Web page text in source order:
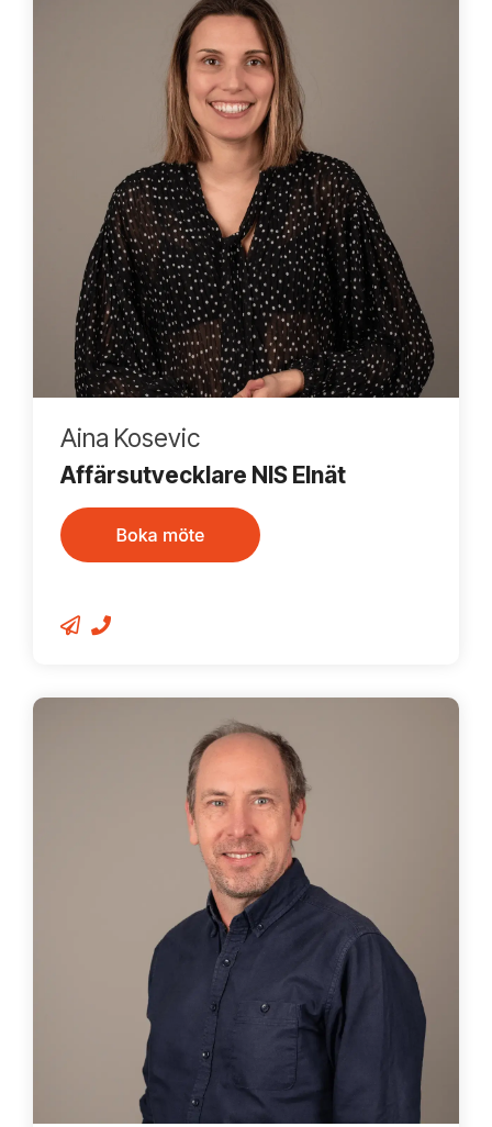
Aina Kosevic
Affärsutvecklare NIS Elnät